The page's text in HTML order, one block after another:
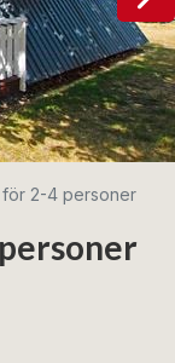
för 2-4 personer